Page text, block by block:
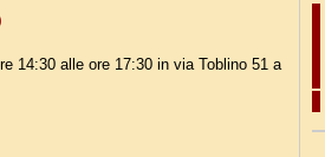
14:30 alle ore 17:30 in via Toblino 51 a